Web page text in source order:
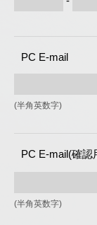
PC E-mail
(半角英数字)
PC E-mail(確認
(半角英数字)